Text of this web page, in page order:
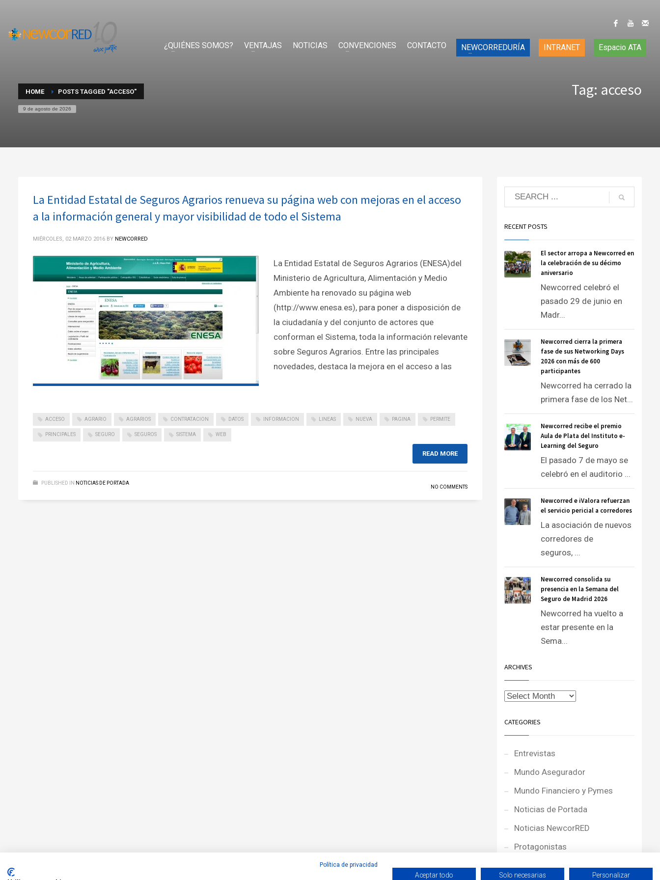
¿QUIÉNES SOMOS? VENTAJAS NOTICIAS CONVENCIONES CONTACTO NEWCORREDURÍA INTRANET Espacio ATA
HOME POSTS TAGGED "ACCESO"
9 de agosto de 2026
Tag: acceso
La Entidad Estatal de Seguros Agrarios renueva su página web con mejoras en el acceso
a la información general y mayor visibilidad de todo el Sistema
MIÉRCOLES, 02 MARZO 2016 BY NEWCORRED
La Entidad Estatal de Seguros Agrarios (ENESA)del
Ministerio de Agricultura, Alimentación y Medio
Ambiente ha renovado su página web
(http://www.enesa.es), para poner a disposición de
la ciudadanía y del conjunto de actores que
conforman el Sistema, toda la información relevante
sobre Seguros Agrarios. Entre las principales
novedades, destaca la mejora en el acceso a las
ACCESO AGRARIO AGRARIOS CONTRATACION DATOS INFORMACION LINEAS NUEVA PAGINA PERMITE
PRINCIPALES SEGURO SEGUROS SISTEMA WEB
READ MORE
PUBLISHED IN NOTICIAS DE PORTADA
NO COMMENTS
RECENT POSTS
El sector arropa a Newcorred en
la celebración de su décimo
aniversario
Newcorred celebró el
pasado 29 de junio en
Madr...
Newcorred cierra la primera
fase de sus Networking Days
2026 con más de 600
participantes
Newcorred ha cerrado la
primera fase de los Net...
Newcorred recibe el premio
Aula de Plata del Instituto e-
Learning del Seguro
El pasado 7 de mayo se
celebró en el auditorio ...
Newcorred e iValora refuerzan
el servicio pericial a corredores
La asociación de nuevos
corredores de
seguros, ...
Newcorred consolida su
presencia en la Semana del
Seguro de Madrid 2026
Newcorred ha vuelto a
estar presente en la
Sema...
ARCHIVES
CATEGORIES
Entrevistas
Mundo Asegurador
Mundo Financiero y Pymes
Noticias de Portada
Noticias NewcorRED
Protagonistas
Reportajes
Política de privacidad
Aceptar todo Solo necesarias Personalizar